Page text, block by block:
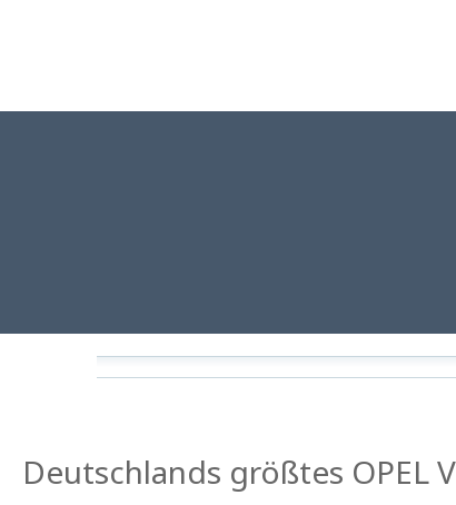
Deutschlands größtes OPEL